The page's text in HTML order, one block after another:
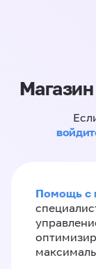
Помощь с